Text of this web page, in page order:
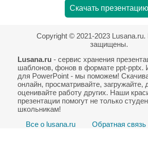
Скачать презентацию
Copyright © 2021-2023 Lusana.ru.
защищены.
Lusana.ru - сервис хранения
шаблонов, фонов в формате ppt-pptx.
для PowerPoint - мы поможем!
онлайн, просматривайте, загружайте,
оценивайте работу других. Наши
презентации помогут не только
школьникам!
Все о lusana.ru
Обратная связь